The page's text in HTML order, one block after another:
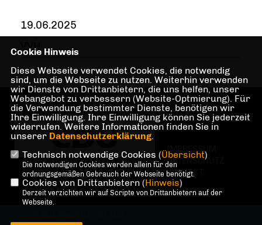
19.06.2025
VVH
IMPRESSUM
DATENSCHUTZ
KONTAKT
Cookie Hinweis
Diese Webseite verwendet Cookies, die notwendig
sind, um die Webseite zu nutzen. Weiterhin verwenden
wir Dienste von Drittanbietern, die uns helfen, unser
Webangebot zu verbessern (Website-Optmierung). Für
die Verwendung bestimmter Dienste, benötigen wir
Ihre Einwilligung. Ihre Einwilligung können Sie jederzeit
widerrufen. Weitere Informationen finden Sie in
unserer Datenschutzerklärung.
Technisch notwendige Cookies (Übersicht)
Die notwendigen Cookies werden allein für den
ordnungsgemäßen Gebrauch der Webseite benötigt.
Cookies von Drittanbietern (Hinweis)
Derzeit verzichten wir auf Scripte von Drittanbietern auf der
Webseite.